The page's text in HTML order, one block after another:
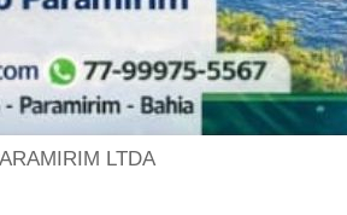
LTDA